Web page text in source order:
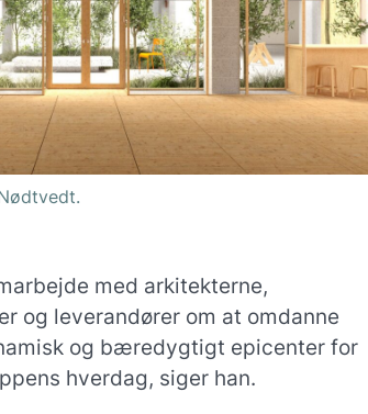
med arkitekterne,
og leverandører om at omdanne
og bæredygtigt epicenter for
hverdag, siger han.